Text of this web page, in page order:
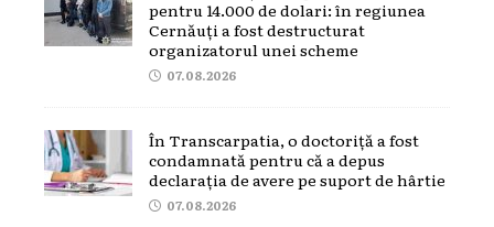
pentru 14.000 de dolari: în regiunea
Cernăuți a fost destructurat
organizatorul unei scheme
07.08.2026
În Transcarpatia, o doctoriță a fost
condamnată pentru că a depus
declarația de avere pe suport de hârtie
07.08.2026